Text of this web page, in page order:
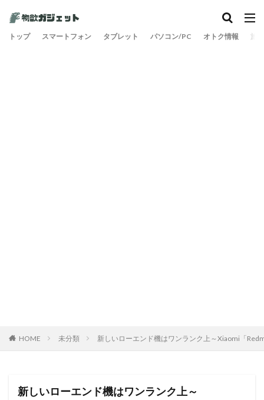
トップ スマートフォン タブレット パソコン/PC オトク情報 旅
HOME 未分類 新しいローエンド機はワンランク上～Xiaomi「
新しいローエンド機はワンランク上～
カテゴリー